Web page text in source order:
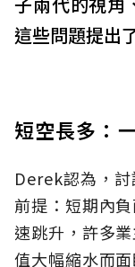
這些問題提出
短空長多：
Derek認為，
前提：短期內
速跳升，許多
值大幅縮水而